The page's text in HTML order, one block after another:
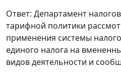
Ответ: Департамент
тарифной политики
применения системы
единого налога на
видов деятельности и